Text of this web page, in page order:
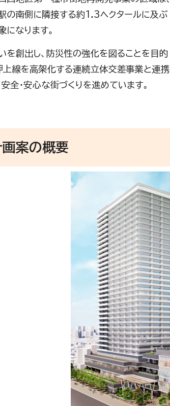
の南側に隣接する約1.3ヘクタールに及ぶ
になります。
を創出し、防災性の強化を図ることを目的
上線を高架化する連続立体交差事業と連携
安全・安心な街づくりを進めています。
案の概要